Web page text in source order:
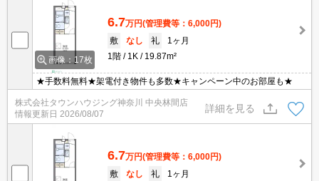
画像：17枚
6.7万円(管理費等：6,000円)
敷
なし 礼
1ヶ月
1階
1K 19.87m²
★手数料無料★架電付き物件も多数★キャンペーン中のお部屋も★
株式会社タウンハウジング神奈川 中央林間店
情報更新日 2026/08/07
詳細を見る
6.7万円(管理費等：6,000円)
敷
なし 礼
1ヶ月